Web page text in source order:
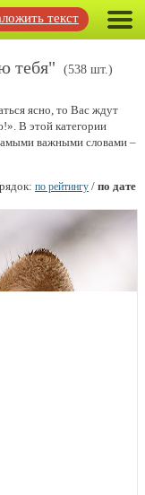
текст
тебя" (538 шт.)
ясно, то Вас ждут
В этой категории
важными словами –
по рейтингу / по дате